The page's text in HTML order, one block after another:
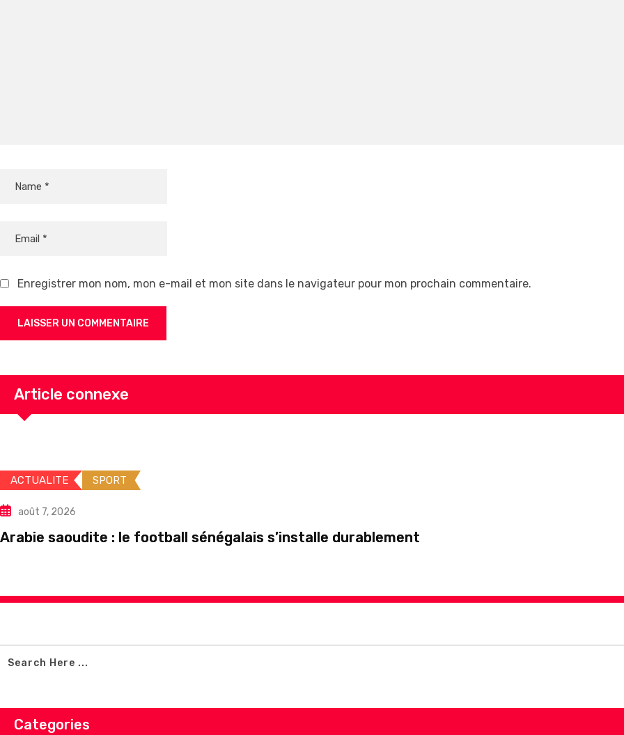
Enregistrer mon nom, mon e-mail et mon site dans le navigateur pour mon prochain commentaire.
Article connexe
ACTUALITE SPORT
août 7, 2026
Arabie saoudite : le football sénégalais s’installe durablement
Categories